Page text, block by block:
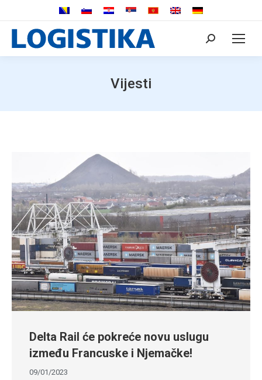
Search:
Vijesti
Delta Rail će pokreće novu uslugu
između Francuske i Njemačke!
09/01/2023